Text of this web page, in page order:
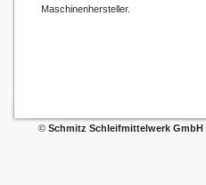
Maschinenhersteller.
© Schmitz Schleifmittelwerk GmbH